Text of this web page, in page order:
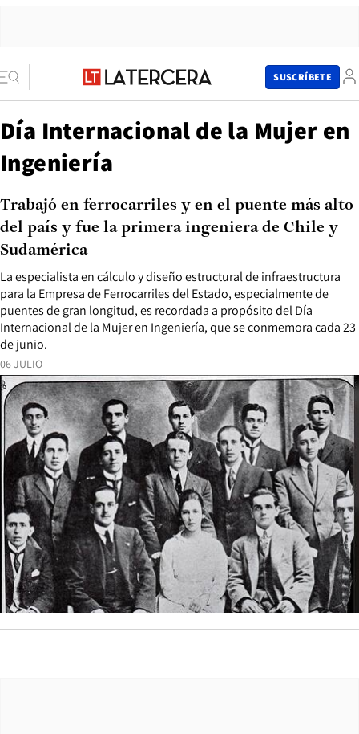
SUSCRÍBETE
Día Internacional de la Mujer en
Ingeniería
06 JULIO
La especialista en cálculo y diseño estructural de infraestructura
para la Empresa de Ferrocarriles del Estado, especialmente de
puentes de gran longitud, es recordada a propósito del Día
Internacional de la Mujer en Ingeniería, que se conmemora cada 23
de junio.
Trabajó en ferrocarriles y en el puente más alto
del país y fue la primera ingeniera de Chile y
Sudamérica